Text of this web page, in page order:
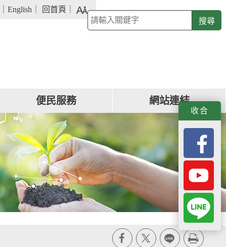
English 回首頁
字
級
大
關
鍵
便民服務 網站連結
收合